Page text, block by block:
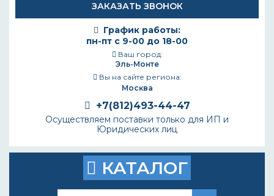
ЗАКАЗАТЬ ЗВОНОК
График работы:
пн-пт с 9-00 до 18-00
Ваш город:
Эль-Монте
Вы на сайте региона:
Москва
+7(812)493-44-47
Осуществляем поставки только для ИП и
Юридических лиц
КАТАЛОГ